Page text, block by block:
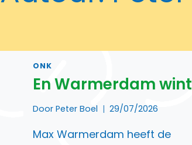
ONK
En Warmerdam wint
Door Peter Boel 29/07/2026
Max Warmerdam heeft de